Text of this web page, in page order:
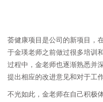
荟健康项目是公司的新项目，
于金瑛老师之前做过很多培训
过程中，金老师也逐渐熟悉并
提出相应的改进意见和对于工
不光如此，金老师在自己积极